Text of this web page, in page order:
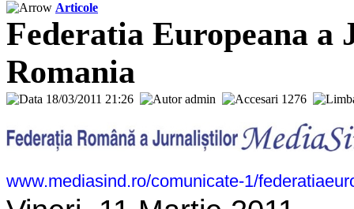
Articole
Federatia Europeana
Romania
18/03/2011 21:26 admin 1276
www.mediasind.ro/comunicate-1/